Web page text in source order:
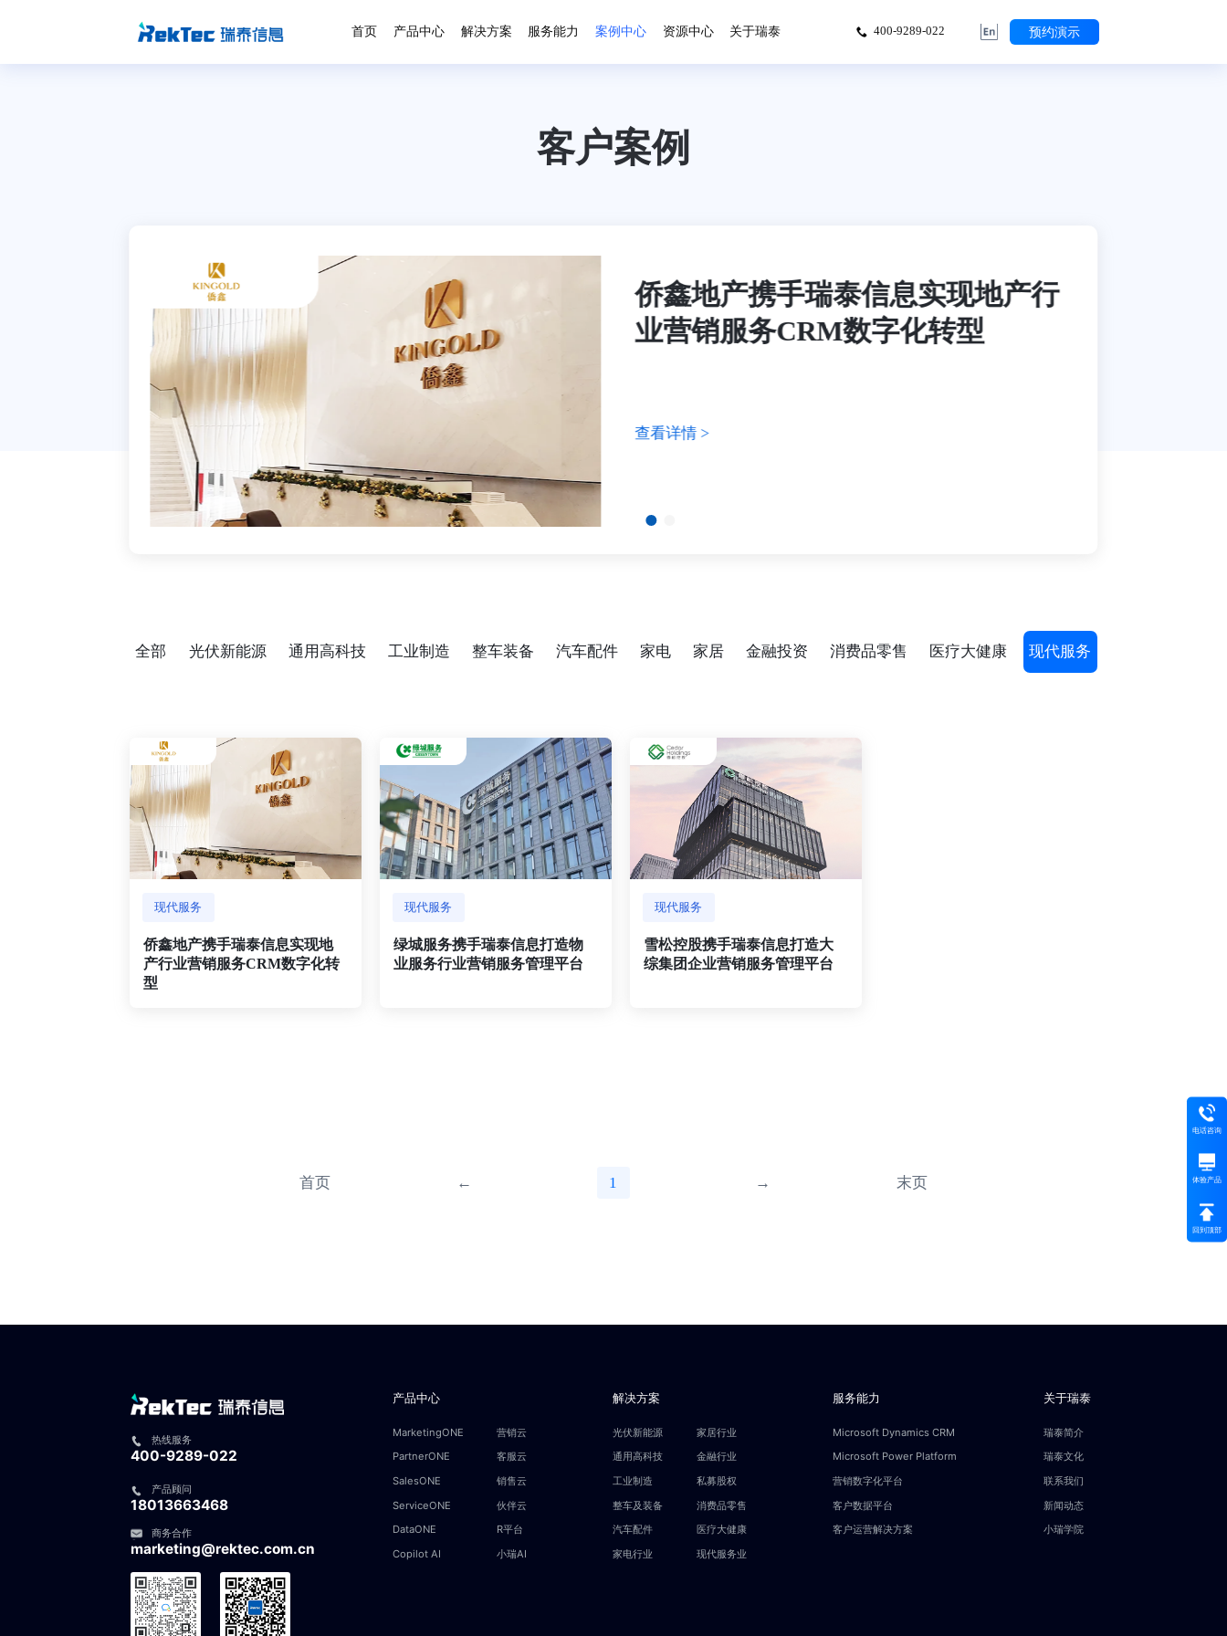
首页 产品中心 解决方案 服务能力 案例中心 资源中心 关于瑞泰 400-9289-022 预约演示
电话咨询
体验产品
回到顶部
客户案例
侨鑫地产携手瑞泰信息实现地产行
业营销服务CRM数字化转型
查看详情 >
全部 光伏新能源 通用高科技 工业制造 整车装备 汽车配件 家电 家居 金融投资 消费品零售 医疗大健康 现代服务
现代服务
侨鑫地产携手瑞泰信息实现地
产行业营销服务CRM数字化转
型
现代服务
绿城服务携手瑞泰信息打造物
业服务行业营销服务管理平台
现代服务
雪松控股携手瑞泰信息打造大
综集团企业营销服务管理平台
首页 ← 1 → 末页
热线服务
400-9289-022
产品顾问
18013663468
商务合作
marketing@rektec.com.cn
产品中心
MarketingONE
PartnerONE
SalesONE
ServiceONE
DataONE
Copilot AI
营销云
客服云
销售云
伙伴云
R平台
小瑞AI
解决方案
光伏新能源
通用高科技
工业制造
整车及装备
汽车配件
家电行业
家居行业
金融行业
私募股权
消费品零售
医疗大健康
现代服务业
服务能力
Microsoft Dynamics CRM
Microsoft Power Platform
营销数字化平台
客户数据平台
客户运营解决方案
关于瑞泰
瑞泰简介
瑞泰文化
联系我们
新闻动态
小瑞学院